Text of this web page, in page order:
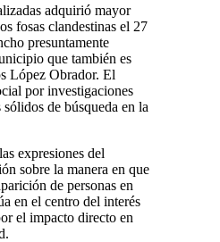
adquirió mayor
fosas clandestinas el 27
presuntamente
que también es
López Obrador. El
por investigaciones
de búsqueda en la
expresiones del
sobre la manera en que
de personas en
en el centro del interés
el impacto directo en